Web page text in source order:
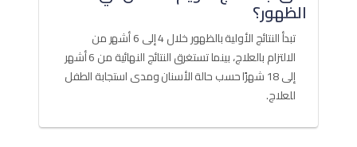
الظهور؟
تبدأ النتائج الأولية بالظهور خلال 4 إلى 6 أشهر من
الالتزام بالعلاج، بينما تستغرق النتائج النهائية من 6 أشهر
إلى 18 شهرًا حسب حالة الأسنان ومدى استجابة الطفل
للعلاج.